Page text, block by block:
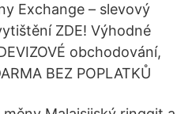
Exchange – slevový
ZDE! Výhodné
obchodování,
BEZ POPLATKŮ